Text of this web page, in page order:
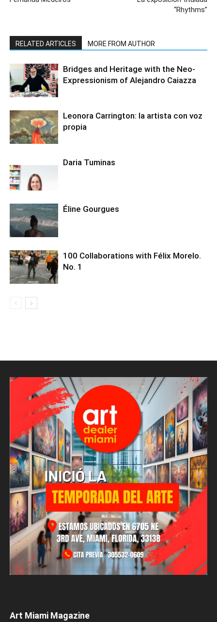
“Rhythms”
RELATED ARTICLES MORE FROM AUTHOR
Bridges and Heritage with the Neo-
Expressionism of Alejandro Caiazza
Leonora Carrington: la artista con voz
propia
Daria Tuminas
Éline Gourgues
100 Collaborations with Félix Morelo.
No. 1
Art Miami Magazine